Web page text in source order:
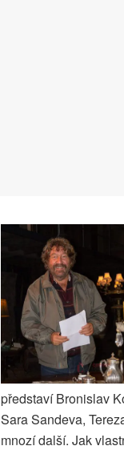
představí Bronislav
Sara Sandeva,
mnozí další. Jak